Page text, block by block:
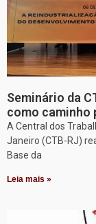
Seminário da
como caminho
A Central dos
Janeiro (CTB-RJ)
Base da
Leia mais »